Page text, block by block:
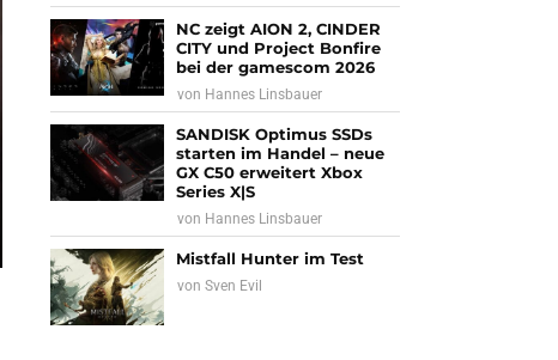
NC zeigt AION 2, CINDER
CITY und Project Bonfire
bei der gamescom 2026
von Hannes Linsbauer
SANDISK Optimus SSDs
starten im Handel – neue
GX C50 erweitert Xbox
Series X|S
von Hannes Linsbauer
Mistfall Hunter im Test
vonSven Evil